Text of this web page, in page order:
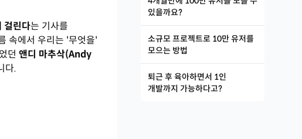
걸린다는 기사를
속에서 우리는 '무엇을'
던앤디 마추삭(Andy
다.
있을까요?
소규모 프로젝트로 10만 유저를
모으는 방법
퇴근 후 육아하면서 1인
개발까지 가능하다고?